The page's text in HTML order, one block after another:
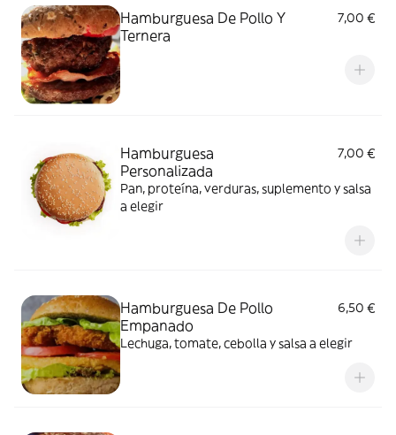
Hamburguesa De Pollo Y
Ternera
7,00 €
Hamburguesa
Personalizada
7,00 €
Pan, proteína, verduras, suplemento y salsa
a elegir
Hamburguesa De Pollo
Empanado
6,50 €
Lechuga, tomate, cebolla y salsa a elegir